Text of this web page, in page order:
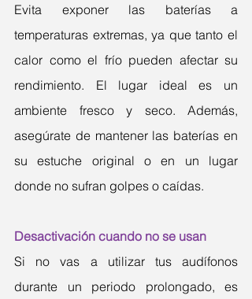
Evita exponer las baterías a
temperaturas extremas, ya que tanto el
calor como el frío pueden afectar su
rendimiento. El lugar ideal es un
ambiente fresco y seco. Además,
asegúrate de mantener las baterías en
su estuche original o en un lugar
donde no sufran golpes o caídas.
Desactivación cuando no se usan
Si no vas a utilizar tus audífonos
durante un periodo prolongado, es